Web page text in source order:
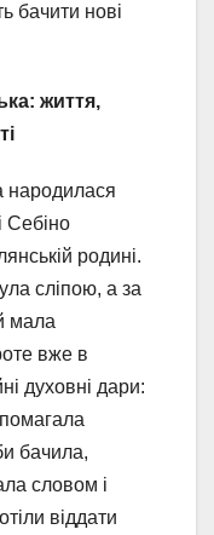
бачити нові
життя,
народилася
Себіно
родині.
сліпою, а за
мала
вже в
духовні дари:
бачила,
словом і
віддати